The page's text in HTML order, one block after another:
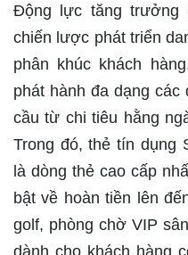
Động lực tăng trưởng
chiến lược phát triển
phân khúc khách
phát hành đa dạng các
cầu từ chi tiêu hằng
Trong đó, thẻ tín dụng
là dòng thẻ cao cấp
bật về hoàn tiền lên
golf, phòng chờ VIP
dành cho khách hàng